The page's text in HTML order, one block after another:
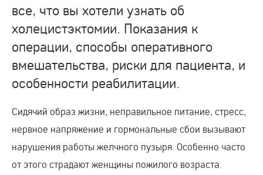
все, что вы хотели узнать об
холецистэктомии. Показания к
операции, способы оперативного
вмешательства, риски для пациента, и
особенности реабилитации.
Сидячий образ жизни, неправильное питание, стресс,
нервное напряжение и гормональные сбои вызывают
нарушения работы желчного пузыря. Особенно часто
от этого страдают женщины пожилого возраста.